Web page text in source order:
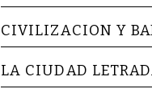
CIVILIZACION Y
LA CIUDAD